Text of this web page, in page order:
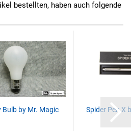
bestellten, haben auch folgende
Bulb by Mr. Magic Spider Pen X